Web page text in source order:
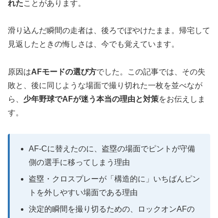
れたことがあります。
滑り込んだ瞬間の走者は、後ろでぼやけたまま。帰宅して
見返したときの悔しさは、今でも覚えています。
原因はAFモードの選び方でした。この記事では、その失
敗と、後に同じような場面で撮り切れた一枚を並べなが
ら、 少年野球でAFが迷う本当の理由と対策をお伝えしま
す。
AF-Cに替えたのに、盗塁の場面でピントが守備
側の選手に移ってしまう理由
盗塁・クロスプレーが「構造的に」いちばんピン
トを外しやすい場面である理由
決定的瞬間を撮り切るための、ロックオンAFの